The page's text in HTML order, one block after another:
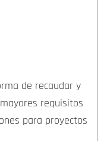
de recaudar y
requisitos
para proyectos